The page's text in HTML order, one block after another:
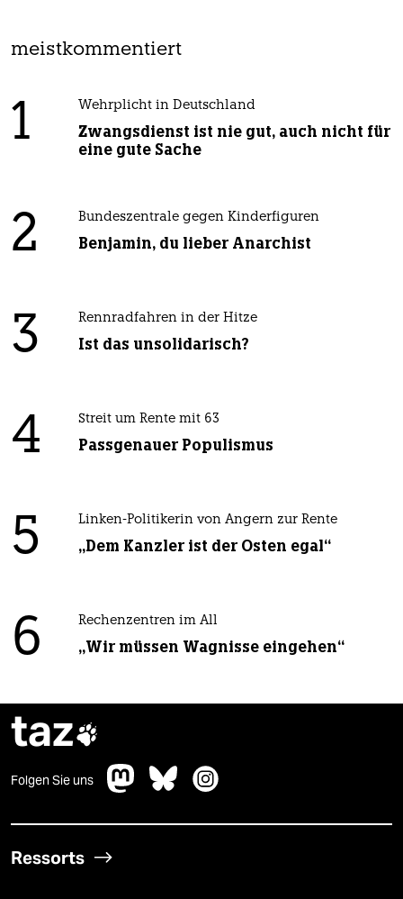
meistkommentiert
1 Wehrplicht in Deutschland
Zwangsdienst ist nie gut, auch nicht für
eine gute Sache
2 Bundeszentrale gegen Kinderfiguren
Benjamin, du lieber Anarchist
3 Rennradfahren in der Hitze
Ist das unsolidarisch?
4 Streit um Rente mit 63
Passgenauer Populismus
5 Linken-Politikerin von Angern zur Rente
„Dem Kanzler ist der Osten egal“
6 Rechenzentren im All
„Wir müssen Wagnisse eingehen“
taz
Folgen Sie uns
Ressorts